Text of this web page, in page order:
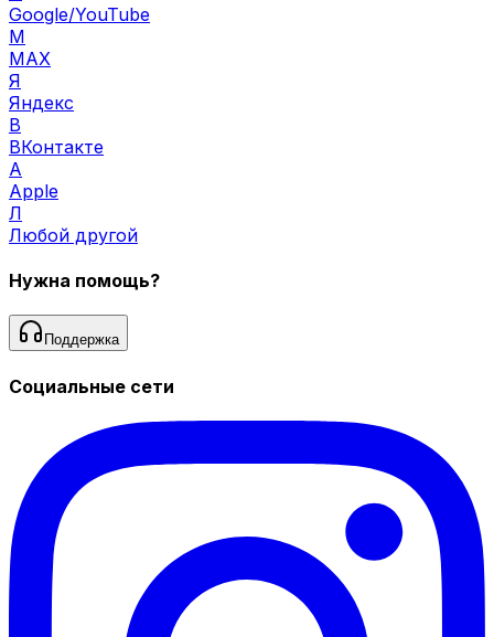
Google/YouTube
M
MAX
Я
Яндекс
В
ВКонтакте
A
Apple
Л
Любой другой
Нужна помощь?
Поддержка
Социальные сети